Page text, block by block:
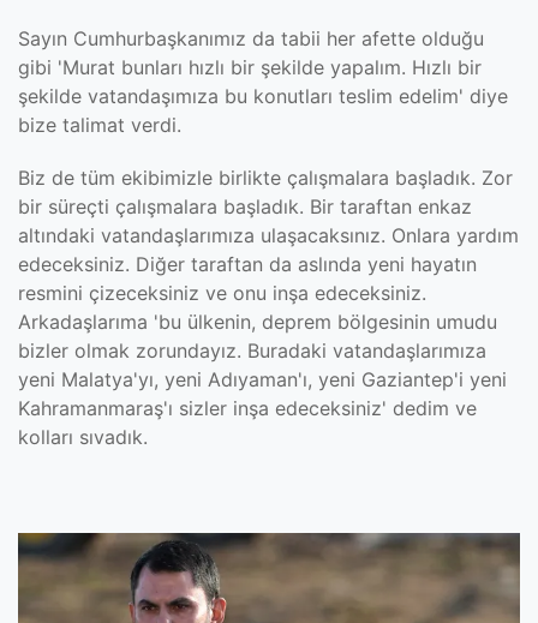
Sayın Cumhurbaşkanımız da tabii her afette olduğu
gibi 'Murat bunları hızlı bir şekilde yapalım. Hızlı bir
şekilde vatandaşımıza bu konutları teslim edelim' diye
bize talimat verdi.
Biz de tüm ekibimizle birlikte çalışmalara başladık. Zor
bir süreçti çalışmalara başladık. Bir taraftan enkaz
altındaki vatandaşlarımıza ulaşacaksınız. Onlara yardım
edeceksiniz. Diğer taraftan da aslında yeni hayatın
resmini çizeceksiniz ve onu inşa edeceksiniz.
Arkadaşlarıma 'bu ülkenin, deprem bölgesinin umudu
bizler olmak zorundayız. Buradaki vatandaşlarımıza
yeni Malatya'yı, yeni Adıyaman'ı, yeni Gaziantep'i yeni
Kahramanmaraş'ı sizler inşa edeceksiniz' dedim ve
kolları sıvadık.